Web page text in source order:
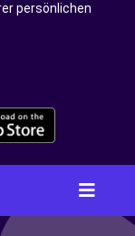
persönlichen